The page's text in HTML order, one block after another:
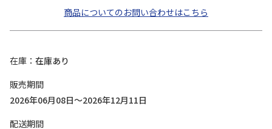
商品についてのお問い合わせはこちら
在庫
在庫あり
販売期間
2026年06月08日～2026年12月11日
配送期間